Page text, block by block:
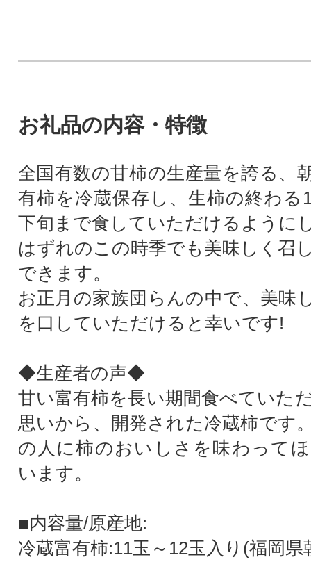
お礼品の内容・特徴
全国有数の甘柿の生産量を誇る、
有柿を冷蔵保存し、生柿の終わる
下旬まで食していただけるように
はずれのこの時季でも美味しく召
できます。
お正月の家族団らんの中で、美味
を口していただけると幸いです!
◆生産者の声◆
甘い富有柿を長い期間食べていた
思いから、開発された冷蔵柿です
の人に柿のおいしさを味わって
います。
■内容量/原産地:
冷蔵富有柿:11玉～12玉入り(福岡県